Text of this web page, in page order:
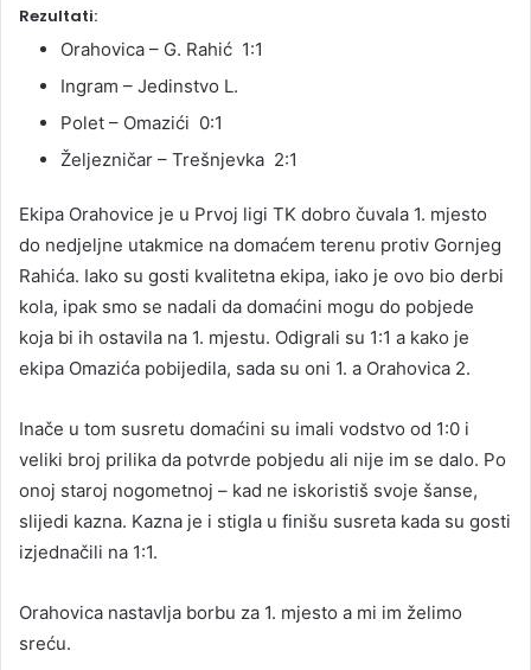
Rezultati:
Orahovica – G. Rahić 1:1
Ingram – Jedinstvo L.
Polet – Omazići 0:1
Željezničar – Trešnjevka 2:1
Ekipa Orahovice je u Prvoj ligi TK dobro čuvala 1. mjesto
do nedjeljne utakmice na domaćem terenu protiv Gornjeg
Rahića. Iako su gosti kvalitetna ekipa, iako je ovo bio derbi
kola, ipak smo se nadali da domaćini mogu do pobjede
koja bi ih ostavila na 1. mjestu. Odigrali su 1:1 a kako je
ekipa Omazića pobijedila, sada su oni 1. a Orahovica 2.
Inače u tom susretu domaćini su imali vodstvo od 1:0 i
veliki broj prilika da potvrde pobjedu ali nije im se dalo. Po
onoj staroj nogometnoj – kad ne iskoristiš svoje šanse,
slijedi kazna. Kazna je i stigla u finišu susreta kada su gosti
izjednačili na 1:1.
Orahovica nastavlja borbu za 1. mjesto a mi im želimo
sreću.